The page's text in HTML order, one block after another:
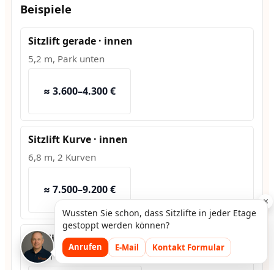
Beispiele
Sitzlift gerade · innen
5,2 m, Park unten
≈ 3.600–4.300 €
Sitzlift Kurve · innen
6,8 m, 2 Kurven
≈ 7.500–9.200 €
Hublift · außen
1,2 m Hub, Fundament
×
Wussten Sie schon, dass Sitzlifte in jeder Etage
gestoppt werden können?
Anrufen E-Mail Kontakt Formular